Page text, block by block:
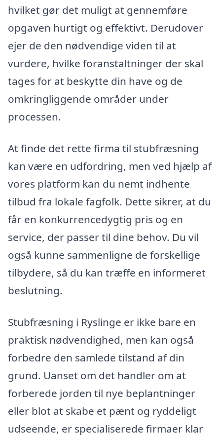
hvilket gør det muligt at gennemføre
opgaven hurtigt og effektivt. Derudover
ejer de den nødvendige viden til at
vurdere, hvilke foranstaltninger der skal
tages for at beskytte din have og de
omkringliggende områder under
processen.
At finde det rette firma til stubfræsning
kan være en udfordring, men ved hjælp af
vores platform kan du nemt indhente
tilbud fra lokale fagfolk. Dette sikrer, at du
får en konkurrencedygtig pris og en
service, der passer til dine behov. Du vil
også kunne sammenligne de forskellige
tilbydere, så du kan træffe en informeret
beslutning.
Stubfræsning i Ryslinge er ikke bare en
praktisk nødvendighed, men kan også
forbedre den samlede tilstand af din
grund. Uanset om det handler om at
forberede jorden til nye beplantninger
eller blot at skabe et pænt og ryddeligt
udseende, er specialiserede firmaer klar